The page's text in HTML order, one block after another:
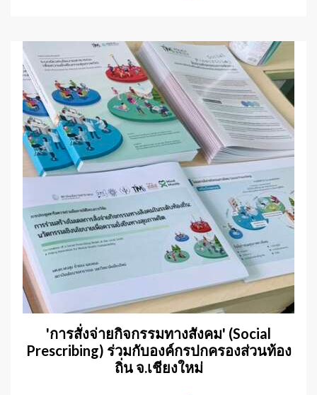
'การสั่งจ่ายกิจกรรมทางสังคม' (Social
Prescribing) ร่วมกับองค์กรปกครองส่วนท้อง
ถิ่น จ.เชียงใหม่